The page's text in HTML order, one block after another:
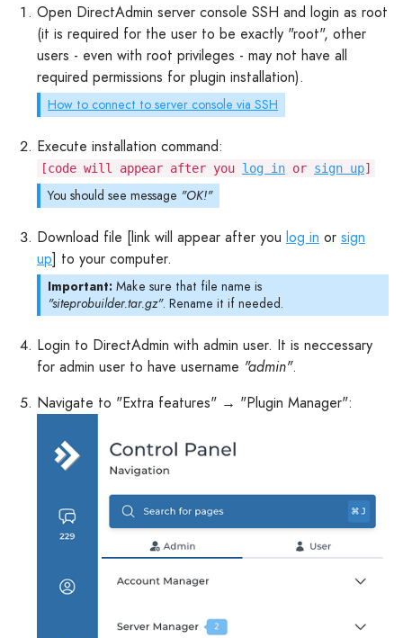
Open DirectAdmin server console SSH and login as root
(it is required for the user to be exactly "root", other
users - even with root privileges - may not have all
required permissions for plugin installation).
How to connect to server console via SSH
Execute installation command:
[code will appear after you log in or sign up]
You should see message "OK!"
Download file [link will appear after you log in or sign
up] to your computer.
Important: Make sure that file name is
"siteprobuilder.tar.gz". Rename it if needed.
Login to DirectAdmin with admin user. It is neccessary
for admin user to have username "admin".
Navigate to "Extra features" → "Plugin Manager":